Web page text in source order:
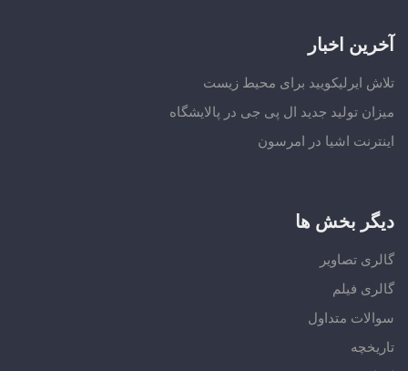
آخرین اخبار
تلاش ایرلیکویید برای محیط زیست
میزان تولید جدید ال پی جی در پالایشگاه
اینترنت اشیا در امرسون
دیگر بخش ها
گالری تصاویر
گالری فیلم
سوالات متداول
تاریخچه